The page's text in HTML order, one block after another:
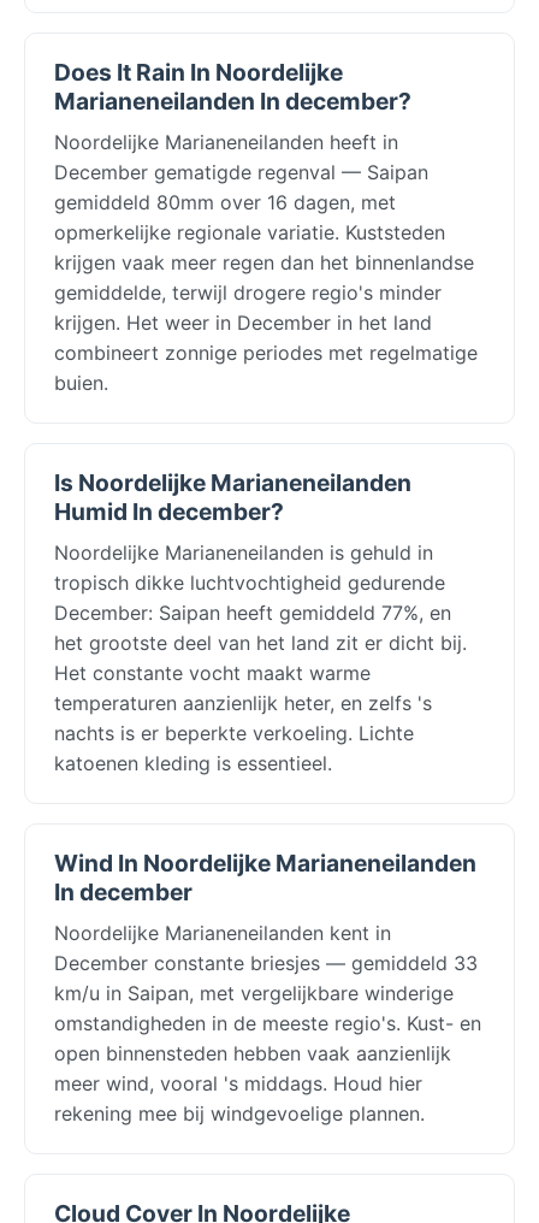
Does It Rain In Noordelijke
Marianeneilanden In december?
Noordelijke Marianeneilanden heeft in
December gematigde regenval — Saipan
gemiddeld 80mm over 16 dagen, met
opmerkelijke regionale variatie. Kuststeden
krijgen vaak meer regen dan het binnenlandse
gemiddelde, terwijl drogere regio's minder
krijgen. Het weer in December in het land
combineert zonnige periodes met regelmatige
buien.
Is Noordelijke Marianeneilanden
Humid In december?
Noordelijke Marianeneilanden is gehuld in
tropisch dikke luchtvochtigheid gedurende
December: Saipan heeft gemiddeld 77%, en
het grootste deel van het land zit er dicht bij.
Het constante vocht maakt warme
temperaturen aanzienlijk heter, en zelfs 's
nachts is er beperkte verkoeling. Lichte
katoenen kleding is essentieel.
Wind In Noordelijke Marianeneilanden
In december
Noordelijke Marianeneilanden kent in
December constante briesjes — gemiddeld 33
km/u in Saipan, met vergelijkbare winderige
omstandigheden in de meeste regio's. Kust- en
open binnensteden hebben vaak aanzienlijk
meer wind, vooral 's middags. Houd hier
rekening mee bij windgevoelige plannen.
Cloud Cover In Noordelijke